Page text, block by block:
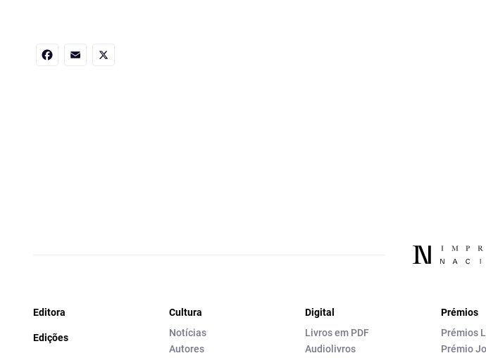
Editora
Edições
Cultura
Notícias
Autores
Digital
Livros em PDF
Audiolivros
Prémios
Prémios
Prémio